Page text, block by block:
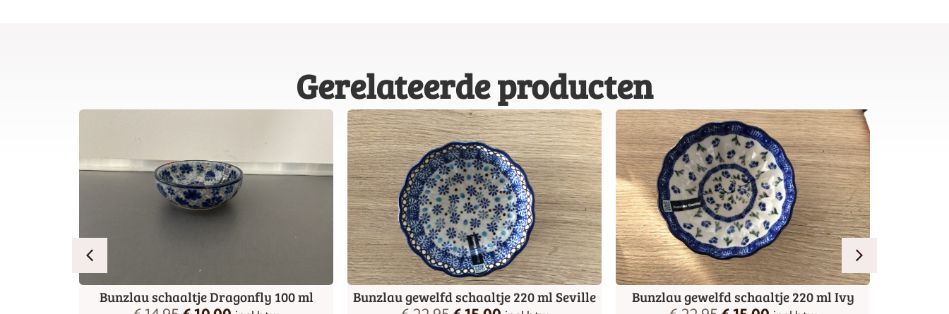
Gerelateerde producten
Bunzlau schaaltje Dragonfly 100 ml Bunzlau gewelfd schaaltje 220 ml Seville Bunzlau gewelfd schaaltje 220 ml Ivy